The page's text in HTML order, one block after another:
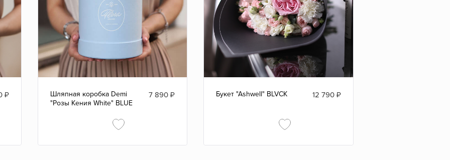
₽
Шляпная коробка Demi
"Розы Кения White" BLUE
7 890 ₽ Букет "Ashwell" BLVCK 12 790₽